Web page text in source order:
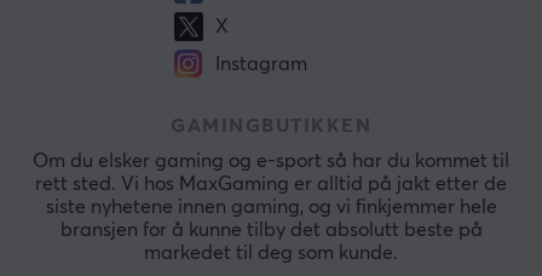
X
Instagram
GAMINGBUTIKKEN
Om du elsker gaming og e-sport så har du kommet til
rett sted. Vi hos MaxGaming er alltid på jakt etter de
siste nyhetene innen gaming, og vi finkjemmer hele
bransjen for å kunne tilby det absolutt beste på
markedet til deg som kunde.